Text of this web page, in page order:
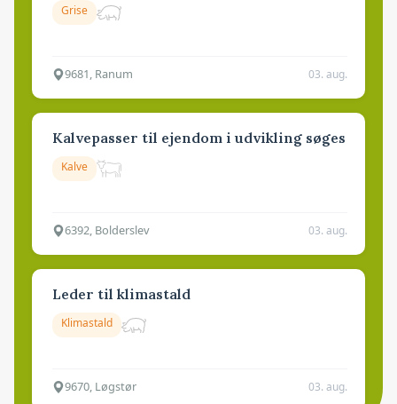
Grise
9681, Ranum 03. aug.
Kalvepasser til ejendom i udvikling søges
Kalve
6392, Bolderslev 03. aug.
Leder til klimastald
Klimastald
9670, Løgstør 03. aug.